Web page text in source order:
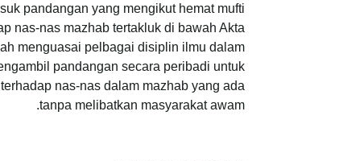
pandangan yang mengikut hemat mufti
nas-nas mazhab tertakluk di bawah Akta
menguasai pelbagai disiplin ilmu dalam
pandangan secara peribadi untuk
nas-nas dalam mazhab yang ada
tanpa melibatkan masyarakat awam.